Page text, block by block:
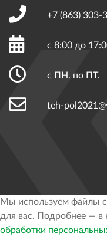
+7 (863) 303-
с 8:00 до
с ПН. по ПТ.
teh-
Мы используем файлы
для вас. Подробнее — в
обработки